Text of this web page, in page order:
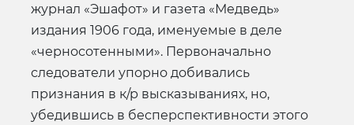
журнал «Эшафот» и газета «Медведь»
издания 1906 года, именуемые в деле
«черносотенными». Первоначально
следователи упорно добивались
признания в к/р высказываниях, но,
убедившись в бесперспективности этого